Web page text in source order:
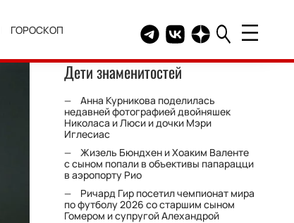
ГОРОСКОП Telegram канал HELLO
Группа HELLO
Канал HELLO в
Дети знаменитостей
Анна Курникова поделилась
недавней фотографией двойняшек
Николаса и Люси и дочки Мэри
Иглесиас
Жизель Бюндхен и Хоаким Валенте
с сыном попали в объективы папарацци
в аэропорту Рио
Ричард Гир посетил чемпионат мира
по футболу 2026 со старшим сыном
Гомером и супругой Алехандрой